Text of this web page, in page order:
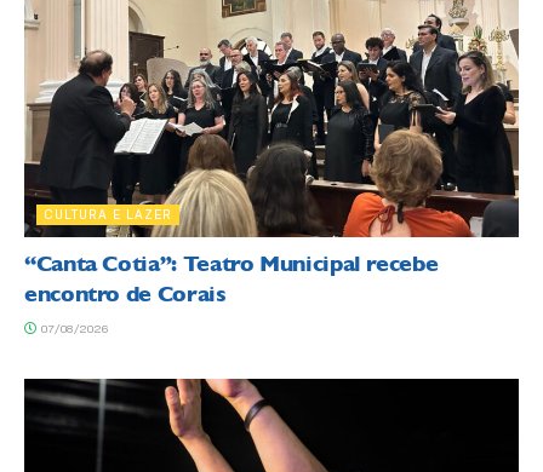
CULTURA E LAZER
“Canta Cotia”: Teatro Municipal recebe
encontro de Corais
07/08/2026